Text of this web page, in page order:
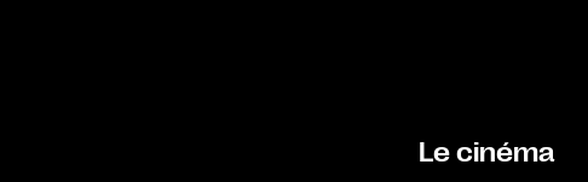
Le cinéma